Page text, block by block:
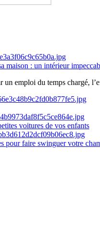
maison : un intérieur
emploi du temps chargé,
voitures de vos enfants
pour faire swinguer votre